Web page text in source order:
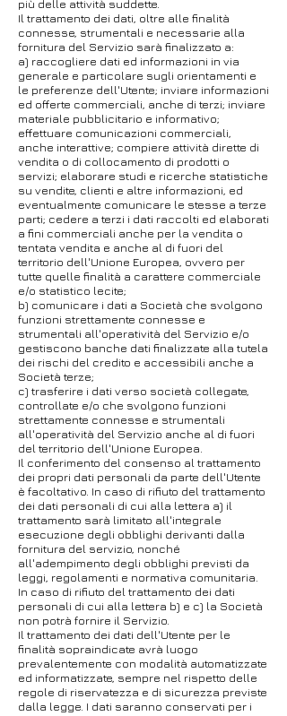
più delle attività suddette.
Il trattamento dei dati, oltre alle finalità
connesse, strumentali e necessarie alla
fornitura del Servizio sarà finalizzato a:
a) raccogliere dati ed informazioni in via
generale e particolare sugli orientamenti e
le preferenze dell'Utente; inviare informazioni
ed offerte commerciali, anche di terzi; inviare
materiale pubblicitario e informativo;
effettuare comunicazioni commerciali,
anche interattive; compiere attività dirette di
vendita o di collocamento di prodotti o
servizi; elaborare studi e ricerche statistiche
su vendite, clienti e altre informazioni, ed
eventualmente comunicare le stesse a terze
parti; cedere a terzi i dati raccolti ed elaborati
a fini commerciali anche per la vendita o
tentata vendita e anche al di fuori del
territorio dell'Unione Europea, ovvero per
tutte quelle finalità a carattere commerciale
e/o statistico lecite;
b) comunicare i dati a Società che svolgono
funzioni strettamente connesse e
strumentali all'operatività del Servizio e/o
gestiscono banche dati finalizzate alla tutela
dei rischi del credito e accessibili anche a
Società terze;
c) trasferire i dati verso società collegate,
controllate e/o che svolgono funzioni
strettamente connesse e strumentali
all'operatività del Servizio anche al di fuori
del territorio dell'Unione Europea.
Il conferimento del consenso al trattamento
dei propri dati personali da parte dell'Utente
è facoltativo. In caso di rifiuto del trattamento
dei dati personali di cui alla lettera a) il
trattamento sarà limitato all'integrale
esecuzione degli obblighi derivanti dalla
fornitura del servizio, nonché
all'adempimento degli obblighi previsti da
leggi, regolamenti e normativa comunitaria.
In caso di rifiuto del trattamento dei dati
personali di cui alla lettera b) e c) la Società
non potrà fornire il Servizio.
Il trattamento dei dati dell'Utente per le
finalità sopraindicate avrà luogo
prevalentemente con modalità automatizzate
ed informatizzate, sempre nel rispetto delle
regole di riservatezza e di sicurezza previste
dalla legge. I dati saranno conservati per i